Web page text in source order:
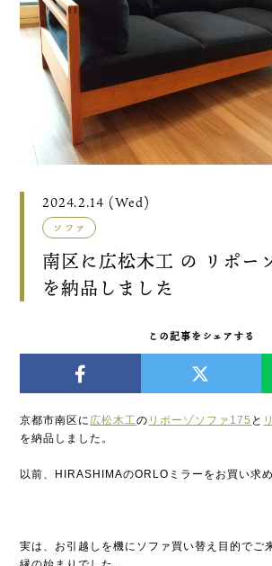
2024.2.14 (Wed)
ソファ
南区に広松木工 の リポー
を納品しました
この記事をシェアする
京都市南区に 広松木工の リポーゾソファ175 と
を納品しました。
以前、HIRASHIMAのORLOミラーをお買い求
実は、お引越しを機にソファ買い替え目的でご